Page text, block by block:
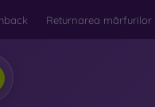
Returnarea mărfurilor